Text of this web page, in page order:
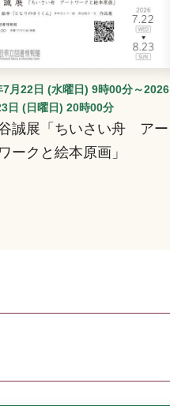
7月22日 (水曜日) 9時00分～2026
日 (日曜日) 20時00分
誠展「ちいさい舟 アー
ークと絵本原画」